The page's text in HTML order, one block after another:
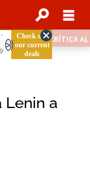
CRÍTICA
Lenin a